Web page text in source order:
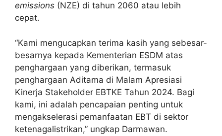
emissions (NZE) di tahun 2060 atau lebih
cepat.
“Kami mengucapkan terima kasih yang sebesar-
besarnya kepada Kementerian ESDM atas
penghargaan yang diberikan, termasuk
penghargaan Aditama di Malam Apresiasi
Kinerja Stakeholder EBTKE Tahun 2024. Bagi
kami, ini adalah pencapaian penting untuk
mengakselerasi pemanfaatan EBT di sektor
ketenagalistrikan,” ungkap Darmawan.